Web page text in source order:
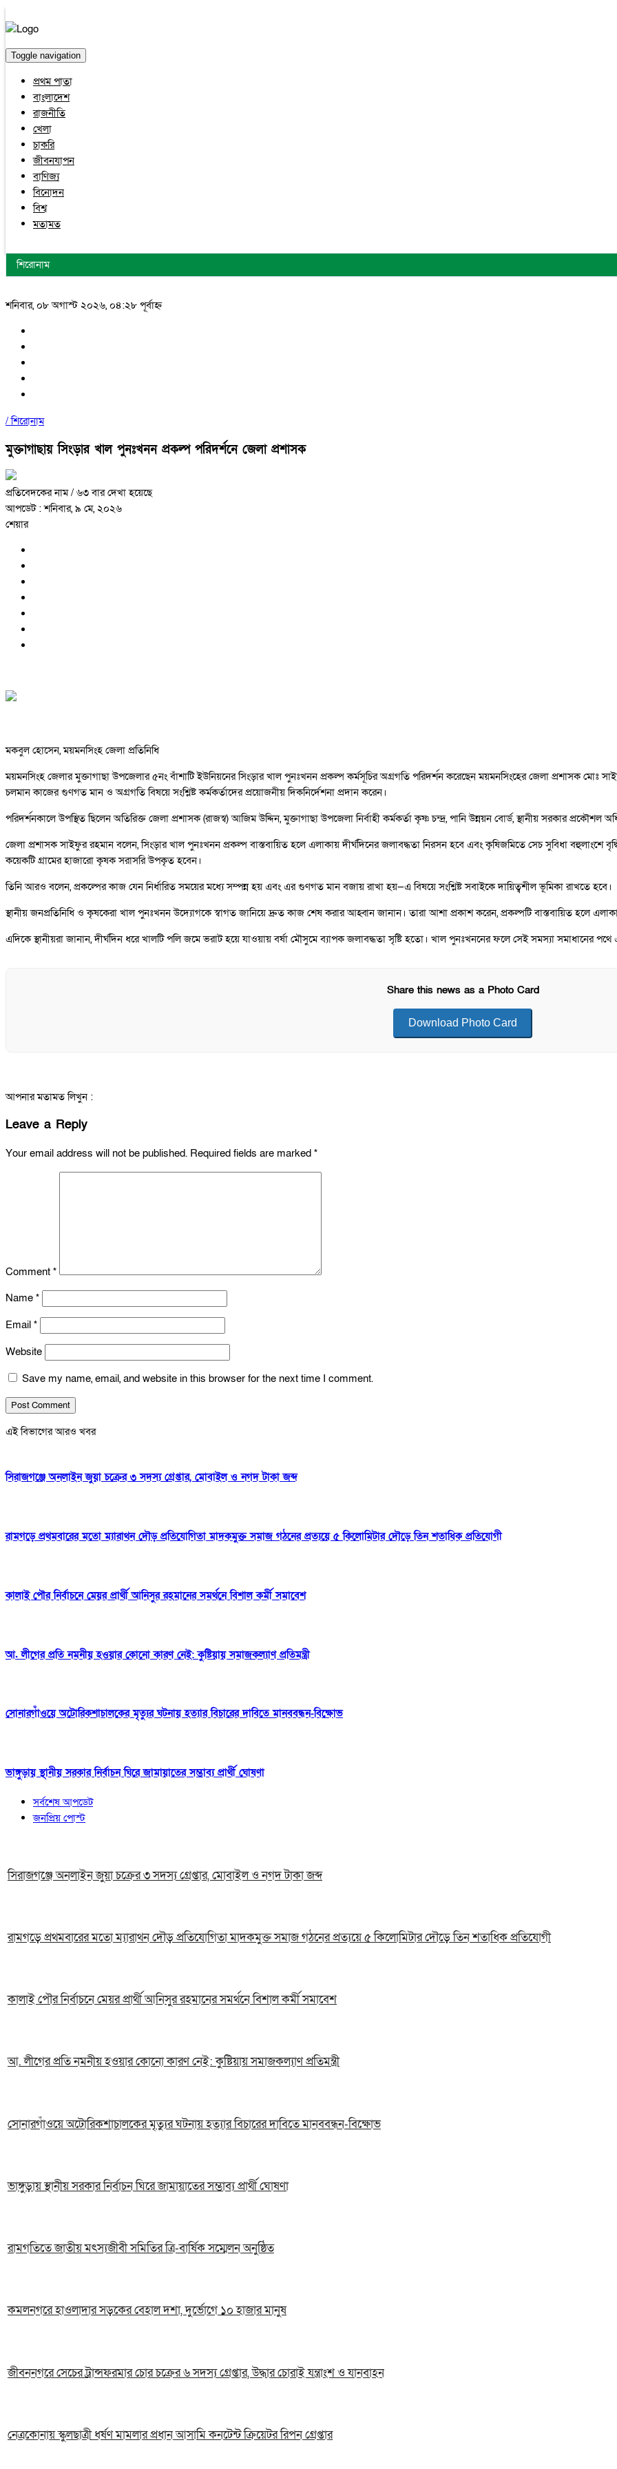
Toggle navigation
প্রথম পাতা
বাংলাদেশ
রাজনীতি
খেলা
চাকরি
জীবনযাপন
বাণিজ্য
বিনোদন
বিশ্ব
মতামত
শিরোনাম
শনিবার, ০৮ অগাস্ট ২০২৬, ০৪:২৮ পূর্বাহ্ন
/শিরোনাম
মুক্তাগাছায় সিংড়ার খাল পুনঃখনন প্রকল্প পরিদর্শনে জেলা প্রশাসক
প্রতিবেদকের নাম/ ৬৩ বার দেখা হয়েছে
আপডেট : শনিবার, ৯ মে, ২০২৬
শেয়ার
মকবুল হোসেন, ময়মনসিংহ জেলা প্রতিনিধি
ময়মনসিংহ জেলার মুক্তাগাছা উপজেলার ৫নং বাঁশাটি ইউনিয়নের সিংড়ার খাল পুনঃখনন প্রকল্প কর্মসূচির অগ্রগতি পরিদর্শন করেছেন ময়মনসিংহের জেলা প্রশাসক মোঃ
চলমান কাজের গুণগত মান ও অগ্রগতি বিষয়ে সংশ্লিষ্ট কর্মকর্তাদের প্রয়োজনীয় দিকনির্দেশনা প্রদান করেন।
পরিদর্শনকালে উপস্থিত ছিলেন অতিরিক্ত জেলা প্রশাসক (রাজস্ব) আজিম উদ্দিন, মুক্তাগাছা উপজেলা নির্বাহী কর্মকর্তা কৃষ্ণ চন্দ্র, পানি উন্নয়ন বোর্ড, স্থানীয় সরকার প্রকৌশল
জেলা প্রশাসক সাইফুর রহমান বলেন, সিংড়ার খাল পুনঃখনন প্রকল্প বাস্তবায়িত হলে এলাকায় দীর্ঘদিনের জলাবদ্ধতা নিরসন হবে এবং কৃষিজমিতে সেচ সুবিধা বহুলাংশে
কয়েকটি গ্রামের হাজারো কৃষক সরাসরি উপকৃত হবেন।
তিনি আরও বলেন, প্রকল্পের কাজ যেন নির্ধারিত সময়ের মধ্যে সম্পন্ন হয় এবং এর গুণগত মান বজায় রাখা হয়—এ বিষয়ে সংশ্লিষ্ট সবাইকে দায়িত্বশীল ভূমিকা রাখতে হবে।
স্থানীয় জনপ্রতিনিধি ও কৃষকেরা খাল পুনঃখনন উদ্যোগকে স্বাগত জানিয়ে দ্রুত কাজ শেষ করার আহ্বান জানান। তারা আশা প্রকাশ করেন, প্রকল্পটি বাস্তবায়িত হলে
এদিকে স্থানীয়রা জানান, দীর্ঘদিন ধরে খালটি পলি জমে ভরাট হয়ে যাওয়ায় বর্ষা মৌসুমে ব্যাপক জলাবদ্ধতা সৃষ্টি হতো। খাল পুনঃখননের ফলে সেই সমস্যা সমাধানের পথে
Share this news as a Photo Card
Download Photo Card
আপনার মতামত লিখুন :
Leave a Reply
Your email address will not be published. Required fields are marked *
Comment *
Name *
Email *
Website
Save my name, email, and website in this browser for the next time I comment.
এই বিভাগের আরও খবর
সিরাজগঞ্জে অনলাইন জুয়া চক্রের ৩ সদস্য গ্রেপ্তার, মোবাইল ও নগদ টাকা জব্দ
রামগড়ে প্রথমবারের মতো ম্যারাথন দৌড় প্রতিযোগিতা মাদকমুক্ত সমাজ গঠনের প্রত্যয়ে ৫ কিলোমিটার দৌড়ে তিন শতাধিক প্রতিযোগী
কালাই পৌর নির্বাচনে মেয়র প্রার্থী আনিসুর রহমানের সমর্থনে বিশাল কর্মী সমাবেশ
আ. লীগের প্রতি নমনীয় হওয়ার কোনো কারণ নেই: কুষ্টিয়ায় সমাজকল্যাণ প্রতিমন্ত্রী
সোনারগাঁওয়ে অটোরিকশাচালকের মৃত্যুর ঘটনায় হত্যার বিচারের দাবিতে মানববন্ধন-বিক্ষোভ
ভাঙ্গুড়ায় স্থানীয় সরকার নির্বাচন ঘিরে জামায়াতের সম্ভাব্য প্রার্থী ঘোষণা
সর্বশেষ আপডেট
জনপ্রিয় পোস্ট
সিরাজগঞ্জে অনলাইন জুয়া চক্রের ৩ সদস্য গ্রেপ্তার, মোবাইল ও নগদ টাকা জব্দ
রামগড়ে প্রথমবারের মতো ম্যারাথন দৌড় প্রতিযোগিতা মাদকমুক্ত সমাজ গঠনের প্রত্যয়ে ৫ কিলোমিটার দৌড়ে তিন শতাধিক প্রতিযোগী
কালাই পৌর নির্বাচনে মেয়র প্রার্থী আনিসুর রহমানের সমর্থনে বিশাল কর্মী সমাবেশ
আ. লীগের প্রতি নমনীয় হওয়ার কোনো কারণ নেই: কুষ্টিয়ায় সমাজকল্যাণ প্রতিমন্ত্রী
সোনারগাঁওয়ে অটোরিকশাচালকের মৃত্যুর ঘটনায় হত্যার বিচারের দাবিতে মানববন্ধন-বিক্ষোভ
ভাঙ্গুড়ায় স্থানীয় সরকার নির্বাচন ঘিরে জামায়াতের সম্ভাব্য প্রার্থী ঘোষণা
রামগতিতে জাতীয় মৎস্যজীবী সমিতির ত্রি-বার্ষিক সম্মেলন অনুষ্ঠিত
কমলনগরে হাওলাদার সড়কের বেহাল দশা, দুর্ভোগে ১০ হাজার মানুষ
জীবননগরে সেচের ট্রান্সফরমার চোর চক্রের ৬ সদস্য গ্রেপ্তার, উদ্ধার চোরাই যন্ত্রাংশ ও যানবাহন
নেত্রকোনায় স্কুলছাত্রী ধর্ষণ মামলার প্রধান আসামি কনটেন্ট ক্রিয়েটর রিপন গ্রেপ্তার